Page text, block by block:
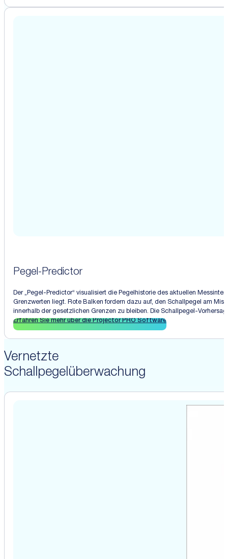
Pegel-Predictor
Der „Pegel-Predictor“ visualisiert die Pegelhistorie des aktuellen
Grenzwerten liegt. Rote Balken fordern dazu auf, den Schallpegel am
innerhalb der gesetzlichen Grenzen zu bleiben. Die Schallpegel-
Erfahren Sie mehr über die Projector PRO Software
Vernetzte
Schallpegelüberwachung